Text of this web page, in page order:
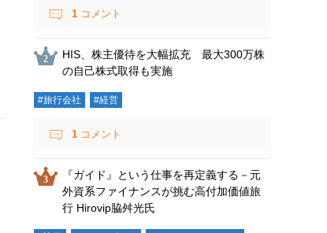
1 コメント
HIS、株主優待を大幅拡充 最大300万株
の自己株式取得も実施
#旅行会社 #経営
1 コメント
『ガイド』という仕事を再定義する－元
外資系ファイナンスが挑む高付加価値旅
行 Hirovip脇舛光氏